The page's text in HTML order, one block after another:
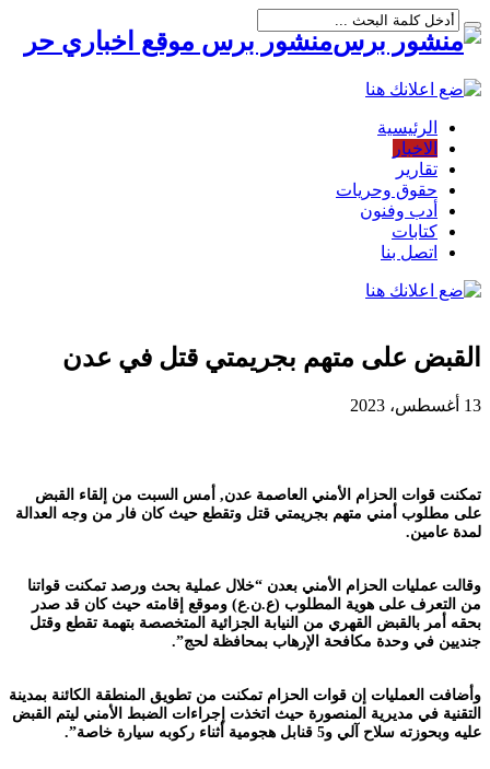
منشور برس موقع اخباري حر
الرئيسية
الاخبار
تقارير
حقوق وحريات
أدب وفنون
كتابات
اتصل بنا
القبض على متهم بجريمتي قتل في عدن
13 أغسطس، 2023
تمكنت قوات الحزام الأمني العاصمة عدن, أمس السبت من إلقاء القبض
على مطلوب أمني متهم بجريمتي قتل وتقطع حيث كان فار من وجه العدالة
لمدة عامين.
وقالت عمليات الحزام الأمني بعدن “خلال عملية بحث ورصد تمكنت قواتنا
من التعرف على هوية المطلوب (ع.ن.ع) وموقع إقامته حيث كان قد صدر
بحقه أمر بالقبض القهري من النيابة الجزائية المتخصصة بتهمة تقطع وقتل
جنديين في وحدة مكافحة الإرهاب بمحافظة لحج”.
وأضافت العمليات إن قوات الحزام تمكنت من تطويق المنطقة الكائنة بمدينة
التقنية في مديرية المنصورة حيث اتخذت إجراءات الضبط الأمني ليتم القبض
عليه وبحوزته سلاح آلي و5 قنابل هجومية أثناء ركوبه سيارة خاصة”.